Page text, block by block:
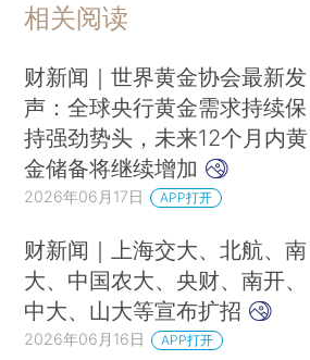
铁路端午假期运输今启动 预计发
最高法发布4件依法惩治渎职犯罪
美媒披露：特朗普可能为世界杯冠
美联储今年连续第四次宣布维持利
教育部同意：新设立32所本科高
广东省市场监管局：将持续跟踪山
广西玉林网警侦破一起涉世界杯网
相关阅读
财新闻｜世界黄金协会最新发
声：全球央行黄金需求持续保
持强劲势头，未来12个月内黄
金储备将继续增加
2026年06月17日 APP打开
财新闻｜上海交大、北航、南
大、中国农大、央财、南开、
中大、山大等宣布扩招
2026年06月16日 APP打开